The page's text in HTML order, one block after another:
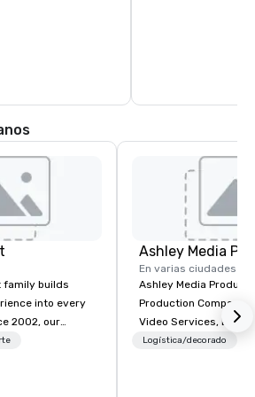
family builds
into every
2002, our
the
guests
Ashley Media
En varias ciudades
Ashley Media
Production Company
Video Services, Event
Traditional Video
Logística/decorado